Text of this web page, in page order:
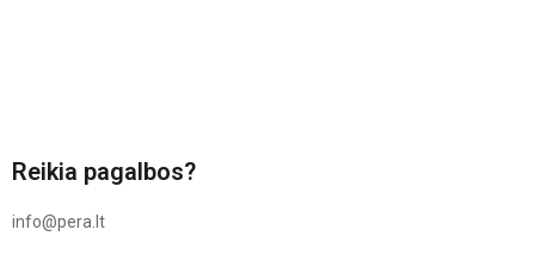
Reikia pagalbos?
info@pera.lt